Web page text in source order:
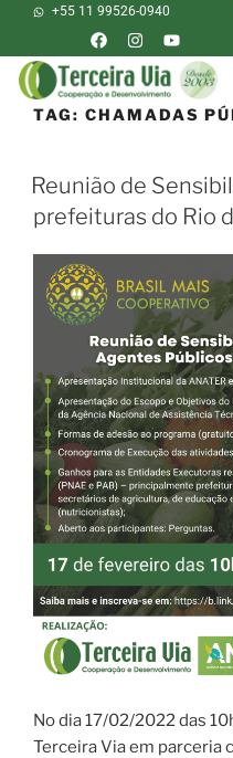
+55 11 99526-0940
TAG: CHAMADAS
Reunião de
prefeituras do Rio
No dia 17/02/2022 das
Terceira Via em parceria